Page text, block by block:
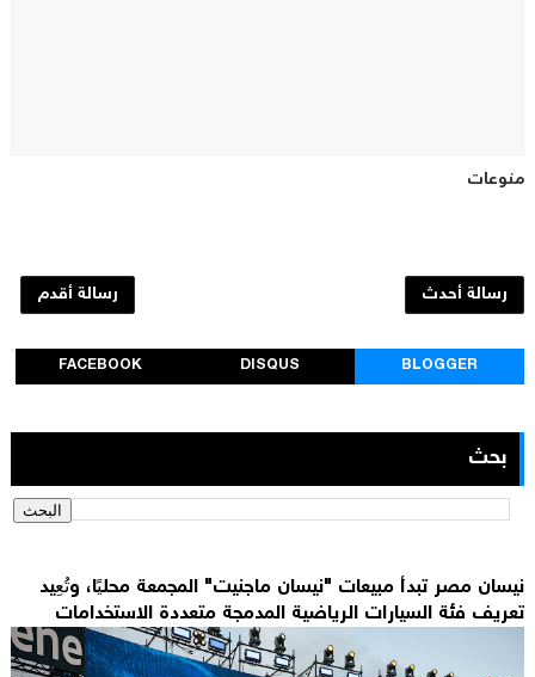
منوعات
رسالة أحدث رسالة أقدم
BLOGGER
DISQUS
FACEBOOK
بحث
نيسان مصر تبدأ مبيعات "نيسان ماجنيت" المجمعة محليًا، وتُعِيد
تعريف فئة السيارات الرياضية المدمجة متعددة الاستخدامات